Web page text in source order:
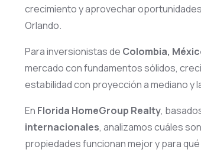
crecimiento y aprovechar
Orlando.
Para inversionistas de Colombia,
mercado con fundamentos sólidos,
estabilidad con proyección a mediano y
En Florida HomeGroup Realty,
internacionales, analizamos cuáles son
propiedades funcionan mejor y para